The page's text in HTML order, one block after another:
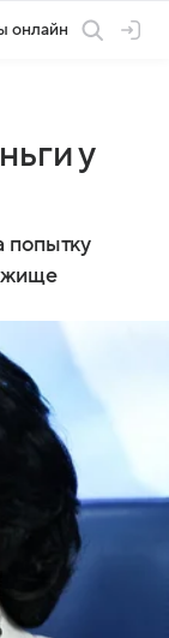
онлайн
у
попытку